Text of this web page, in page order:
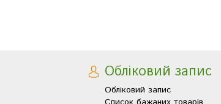
Обліковий запис
Обліковий запис